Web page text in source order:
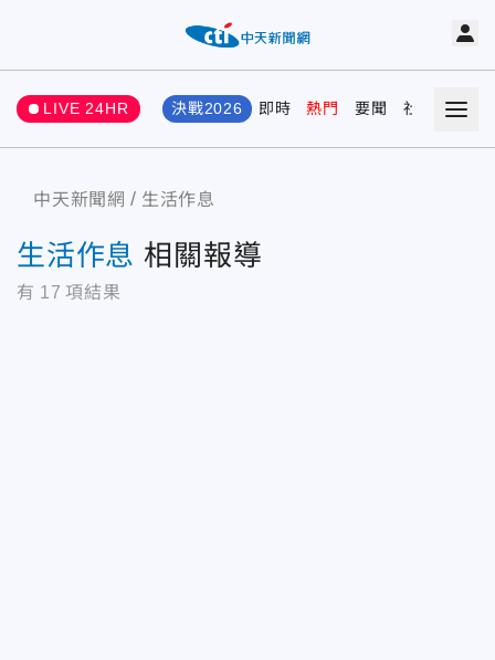
LIVE 24HR 決戰2026 即時 熱門 要聞 社會 娛樂
中天新聞網 生活作息
生活作息 相關報導
有 17 項結果